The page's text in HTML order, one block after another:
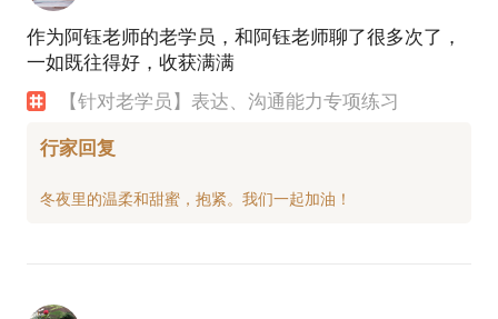
作为阿钰老师的老学员，和阿钰老师聊了很多次了，
一如既往得好，收获满满
【针对老学员】表达、沟通能力专项练习
行家回复